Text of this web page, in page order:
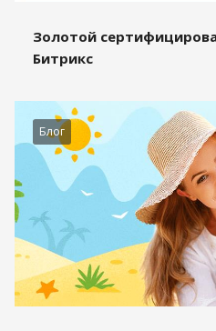
Золотой
Битрикс
Блог